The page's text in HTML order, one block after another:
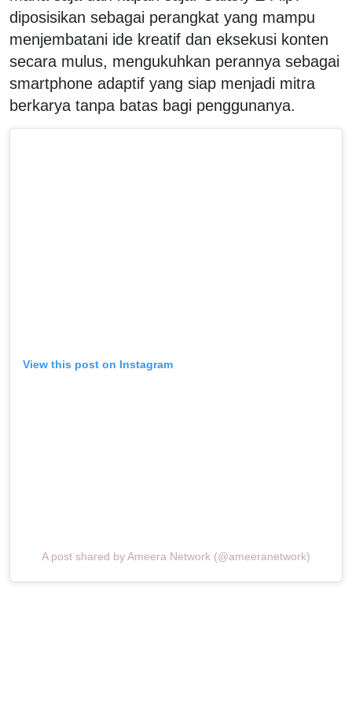
diposisikan sebagai perangkat yang mampu
menjembatani ide kreatif dan eksekusi konten
secara mulus, mengukuhkan perannya sebagai
smartphone adaptif yang siap menjadi mitra
berkarya tanpa batas bagi penggunanya.
View this post on Instagram
A post shared by Ameera Network (@ameeranetwork)